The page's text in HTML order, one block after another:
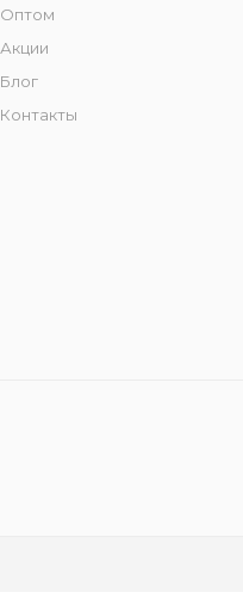
Оптом
Акции
Блог
Контакты